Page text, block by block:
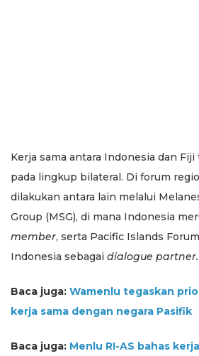
Kerja sama antara Indonesia dan
pada lingkup bilateral. Di forum
dilakukan antara lain melalui
Group (MSG), di mana Indonesia
member, serta Pacific Islands
Indonesia sebagai dialogue partner.
Baca juga: Wamenlu tegaskan
kerja sama dengan negara Pasifik
Baca juga: Menlu RI-AS bahas